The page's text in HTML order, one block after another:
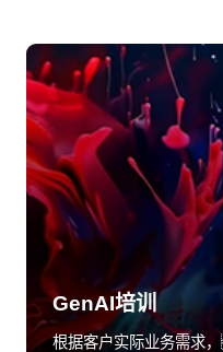
GenAI培训
根据客户实际业务需求